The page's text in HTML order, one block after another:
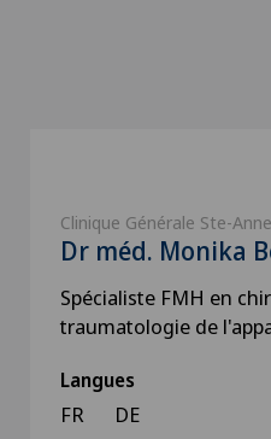
Clinique Générale Ste-Anne
Dr méd. Monika
Spécialiste FMH en
traumatologie de
Langues
FR DE